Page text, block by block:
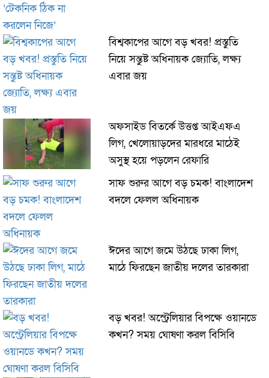
বিশ্বকাপের আগে বড় খবর! প্রস্তুতি
নিয়ে সন্তুষ্ট অধিনায়ক জ্যোতি, লক্ষ্য
এবার জয়
অফসাইড বিতর্কে উত্তপ্ত আইএফএ
লিগ, খেলোয়াড়দের মারধরে মাঠেই
অসুস্থ হয়ে পড়লেন রেফারি
সাফ শুরুর আগে বড় চমক! বাংলাদেশ
বদলে ফেলল অধিনায়ক
ঈদের আগে জমে উঠছে ঢাকা লিগ,
মাঠে ফিরছেন জাতীয় দলের তারকারা
বড় খবর! অস্ট্রেলিয়ার বিপক্ষে ওয়ানডে
কখন? সময় ঘোষণা করল বিসিবি